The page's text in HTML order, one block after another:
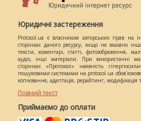
Юридичні застереження
Protocol.ua є власником авторських прав на
сторінках даного ресурсу, якщо не вказано
тексти, коментарі, статті, фотозображення,
аудіо, інші матеріали. При використанні
сторінках «Протокол» наявність
пошуковими системами на protocol.ua
копіювання, адаптація, рерайтинг, модифікація
Повний текст
Приймаємо до оплати